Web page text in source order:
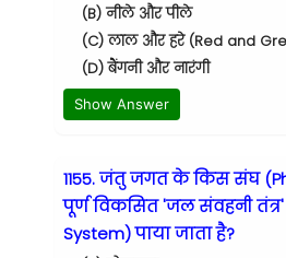
(B) नीले और पीले
(C) लाल और हरे (Red and
(D) बैंगनी और नारंगी
Show Answer
1155. जंतु जगत के किस संघ
पूर्ण विकसित 'जल संवहनी
System) पाया जाता है?